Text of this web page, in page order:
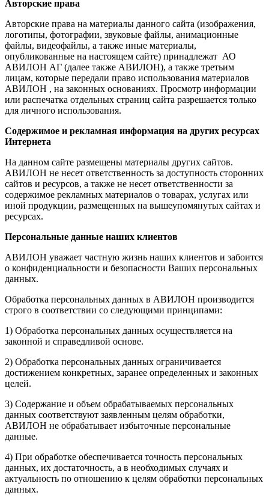
Авторские права
Авторские права на материалы данного сайта (изображения,
логотипы, фотографии, звуковые файлы, анимационные
файлы, видеофайлы, а также иные материалы,
опубликованные на настоящем сайте) принадлежат АО
АВИЛОН АГ (далее также АВИЛОН), а также третьим
лицам, которые передали право использования материалов
АВИЛОН , на законных основаниях. Просмотр информации
или распечатка отдельных страниц сайта разрешается только
для личного использования.
Содержимое и рекламная информация на других ресурсах
Интернета
На данном сайте размещены материалы других сайтов.
АВИЛОН не несет ответственность за доступность сторонних
сайтов и ресурсов, а также не несет ответственности за
содержимое рекламных материалов о товарах, услугах или
иной продукции, размещенных на вышеупомянутых сайтах и
ресурсах.
Персональные данные наших клиентов
АВИЛОН уважает частную жизнь наших клиентов и забоится
о конфиденциальности и безопасности Ваших персональных
данных.
Обработка персональных данных в АВИЛОН производится
строго в соответствии со следующими принципами:
1) Обработка персональных данных осуществляется на
законной и справедливой основе.
2) Обработка персональных данных ограничивается
достижением конкретных, заранее определенных и законных
целей.
3) Содержание и объем обрабатываемых персональных
данных соответствуют заявленным целям обработки,
АВИЛОН не обрабатывает избыточные персональные
данные.
4) При обработке обеспечивается точность персональных
данных, их достаточность, а в необходимых случаях и
актуальность по отношению к целям обработки персональных
данных.